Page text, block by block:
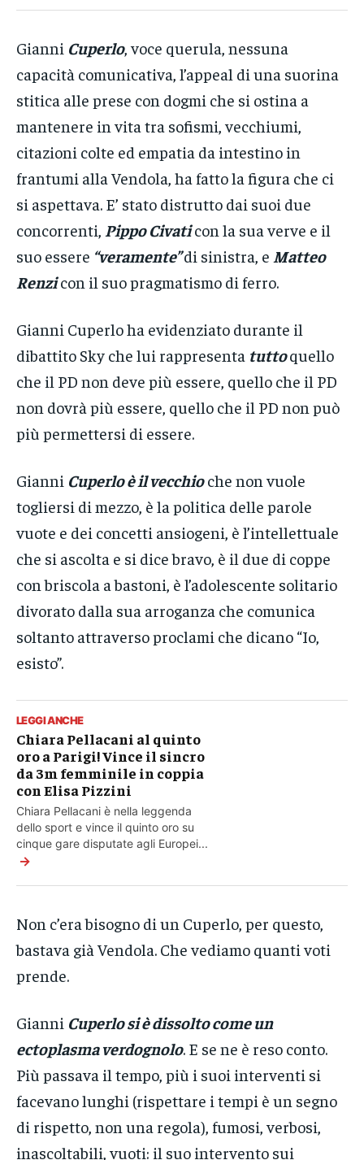
Gianni Cuperlo, voce querula, nessuna
capacità comunicativa, l’appeal di una suorina
stitica alle prese con dogmi che si ostina a
mantenere in vita tra sofismi, vecchiumi,
citazioni colte ed empatia da intestino in
frantumi alla Vendola, ha fatto la figura che ci
si aspettava. E’ stato distrutto dai suoi due
concorrenti, Pippo Civaticon la sua verve e il
suo essere “veramente”di sinistra, e Matteo
Renzicon il suo pragmatismo di ferro.
Gianni Cuperlo ha evidenziato durante il
dibattito Sky che lui rappresenta tuttoquello
che il PD non deve più essere, quello che il PD
non dovrà più essere, quello che il PD non può
più permettersi di essere.
Gianni Cuperlo è il vecchioche non vuole
togliersi di mezzo, è la politica delle parole
vuote e dei concetti ansiogeni, è l’intellettuale
che si ascolta e si dice bravo, è il due di coppe
con briscola a bastoni, è l’adolescente solitario
divorato dalla sua arroganza che comunica
soltanto attraverso proclami che dicano “Io,
esisto”.
LEGGI ANCHE
Chiara Pellacani al quinto
oro a Parigi! Vince il sincro
da 3m femminile in coppia
con Elisa Pizzini
Chiara Pellacani è nella leggenda
dello sport e vince il quinto oro su
cinque gare disputate agli Europei...
→
Non c’era bisogno di un Cuperlo, per questo,
bastava già Vendola. Che vediamo quanti voti
prende.
Gianni Cuperlo si è dissolto come un
ectoplasma verdognolo. E se ne è reso conto.
Più passava il tempo, più i suoi interventi si
facevano lunghi (rispettare i tempi è un segno
di rispetto, non una regola), fumosi, verbosi,
inascoltabili, vuoti: il suo intervento sui